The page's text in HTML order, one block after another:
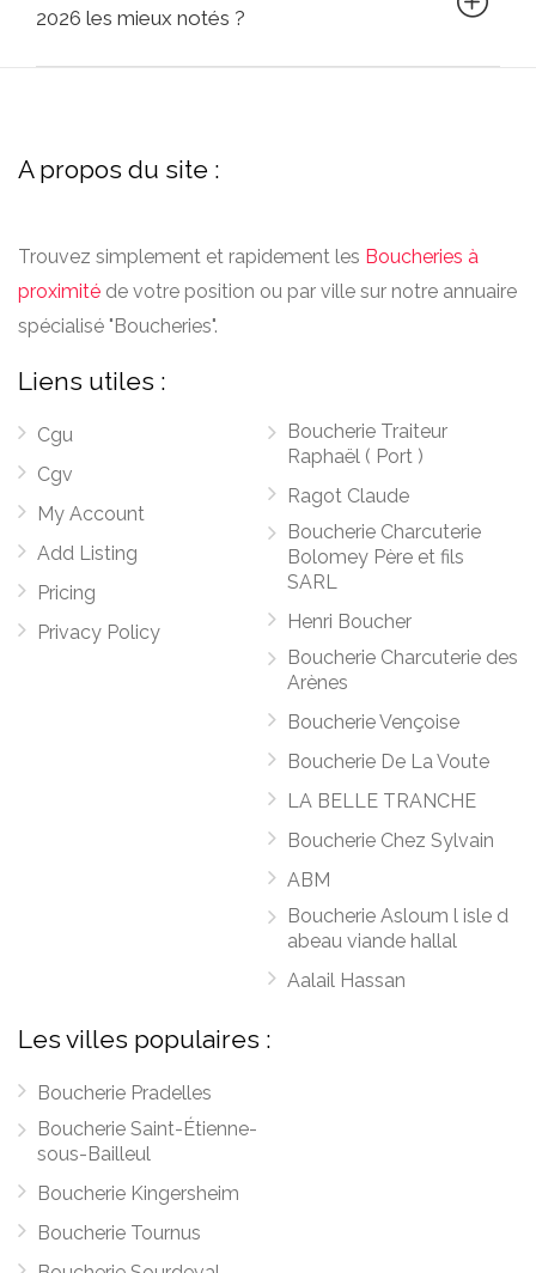
2026 les mieux notés ?
A propos du site :
Trouvez simplement et rapidement les Boucheries à
proximité de votre position ou par ville sur notre annuaire
spécialisé "Boucheries".
Liens utiles :
Cgu
Cgv
My Account
Add Listing
Pricing
Privacy Policy
Boucherie Traiteur
Raphaël ( Port )
Ragot Claude
Boucherie Charcuterie
Bolomey Père et fils
SARL
Henri Boucher
Boucherie Charcuterie des
Arènes
Boucherie Vençoise
Boucherie De La Voute
LA BELLE TRANCHE
Boucherie Chez Sylvain
ABM
Boucherie Asloum l isle d
abeau viande hallal
Aalail Hassan
Les villes populaires :
Boucherie Pradelles
Boucherie Saint-Étienne-
sous-Bailleul
Boucherie Kingersheim
Boucherie Tournus